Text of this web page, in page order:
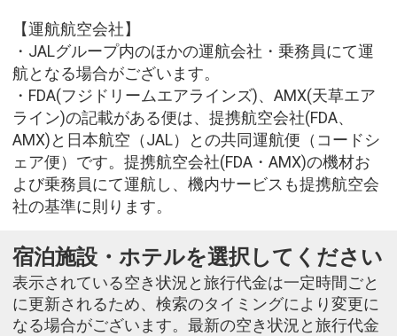
【運航航空会社】
・JALグループ内のほかの運航会社・乗務員にて運
航となる場合がございます。
・FDA(フジドリームエアラインズ)、AMX(天草エア
ライン)の記載がある便は、提携航空会社(FDA、
AMX)と日本航空（JAL）との共同運航便（コードシ
ェア便）です。提携航空会社(FDA・AMX)の機材お
よび乗務員にて運航し、機内サービスも提携航空会
社の基準に則ります。
宿泊施設・ホテルを選択してください
表示されている空き状況と旅行代金は一定時間ごと
に更新されるため、検索のタイミングにより変更に
なる場合がございます。最新の空き状況と旅行代金